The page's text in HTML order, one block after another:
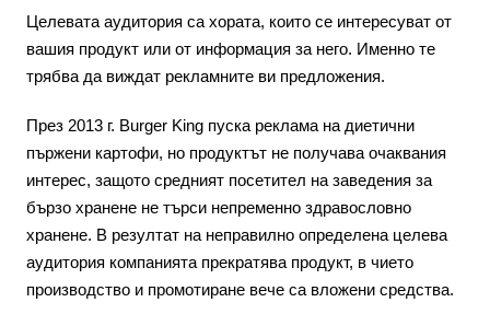
Целевата аудитория са хората, които се интересуват от
вашия продукт или от информация за него. Именно те
трябва да виждат рекламните ви предложения.
През 2013 г. Burger King пуска реклама на диетични
пържени картофи, но продуктът не получава очаквания
интерес, защото средният посетител на заведения за
бързо хранене не търси непременно здравословно
хранене. В резултат на неправилно определена целева
аудитория компанията прекратява продукт, в чието
производство и промотиране вече са вложени средства.